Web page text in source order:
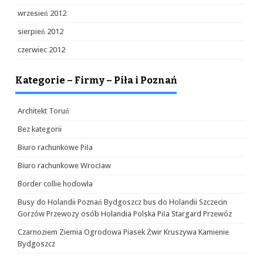
wrzesień 2012
sierpień 2012
czerwiec 2012
Kategorie – Firmy – Piła i Poznań
Architekt Toruń
Bez kategorii
Biuro rachunkowe Piła
Biuro rachunkowe Wrocław
Border collie hodowla
Busy do Holandii Poznań Bydgoszcz bus do Holandii Szczecin
Gorzów Przewozy osób Holandia Polska Piła Stargard Przewóz
Czarnoziem Ziemia Ogrodowa Piasek Żwir Kruszywa Kamienie
Bydgoszcz